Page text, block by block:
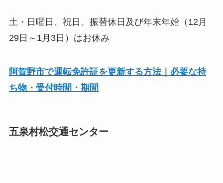
土・日曜日、祝日、振替休日及び年末年始（12月
29日～1月3日）はお休み
阿賀野市で運転免許証を更新する方法｜必要な持
ち物・受付時間・期間
五泉村松交通センター